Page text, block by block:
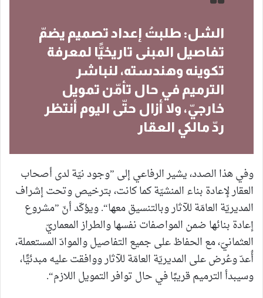
الشل: طلبتُ إعداد تصميم يضمّ
تفاصيل المبنى تاريخيًّا لمعرفة
تكوينه وهندسته، لنباشر
الترميم في حال تأمّن تمويل
خارجيّ، ولا أزال حتّى اليوم أنتظر
ردّ مالكي العقار
وفي هذا الصدد، يشير الرفاعي إلى ”وجود نيّة لدى أصحاب
العقار لإعادة بناء المنشيّة كما كانت، بترخيص وتحت إشراف
المديريّة العامّة للآثار وبالتنسيق معها“. ويؤكّد أنّ ”مشروع
إعادة بنائها ضمن المواصفات نفسها والطراز المعماريّ
العثمانيّ، مع الحفاظ على جميع التفاصيل والموادّ المستعملة،
أُعدّ وعُرض على المديريّة العامّة للآثار ووافقت عليه مبدئيًّا،
وسيبدأ الترميم قريبًا في حال توافر التمويل اللازم“.